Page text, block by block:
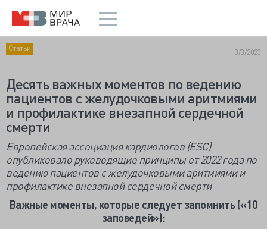
Статьи 3/3/2023
Десять важных моментов по ведению
пациентов с желудочковыми аритмиями
и профилактике внезапной сердечной
смерти
Европейская ассоциация кардиологов (ESC)
опубликовало руководящие принципы от 2022 года по
ведению пациентов с желудочковыми аритмиями и
профилактике внезапной сердечной смерти
Важные моменты, которые следует запомнить («10
заповедей»):